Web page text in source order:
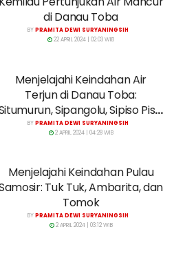
di Danau Toba
BYPRAMITA DEWI SURYANINGSIH
22 APRIL 2024 | 02:03 WIB
Menjelajahi Keindahan Air
Terjun di Danau Toba:
Sipangolu, Sipiso Piso,
dan Janji
BYPRAMITA DEWI SURYANINGSIH
2 APRIL 2024 | 04:28 WIB
Menjelajahi Keindahan Pulau
Tuk Tuk, Ambarita, dan
Tomok
BYPRAMITA DEWI SURYANINGSIH
2 APRIL 2024 | 03:12 WIB